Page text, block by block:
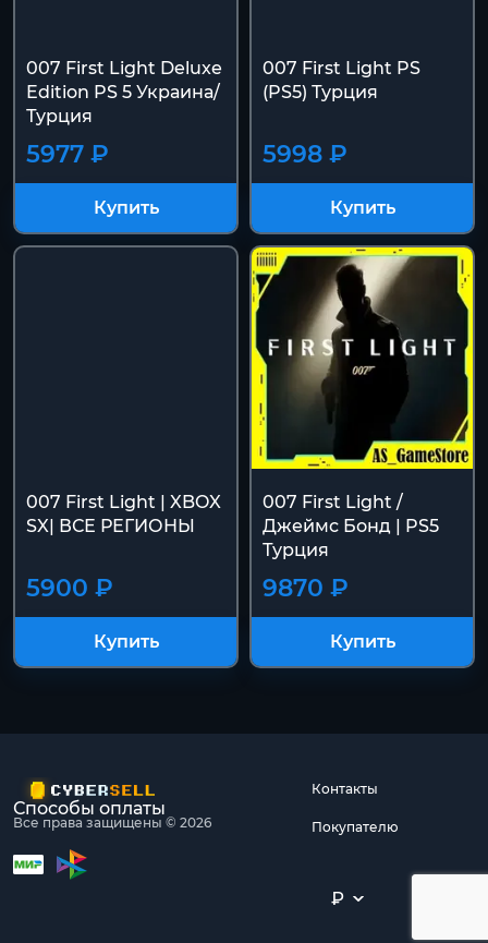
007 First Light Deluxe
Edition PS 5 Украина/
Турция
5977 ₽
Купить
007 First Light PS
(PS5) Турция
5998 ₽
Купить
007 First Light | XBOX
SX| ВСЕ РЕГИОНЫ
5900 ₽
Купить
007 First Light /
Джеймс Бонд | PS5
Турция
9870 ₽
Купить
Все права защищены © 2026
Контакты
Покупателю
Способы оплаты
₽